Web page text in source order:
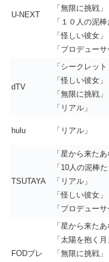
U-NEXT
「無限に挑戦」
「１０人の泥棒
「怪しい彼女」
「プロデュー
dTV
「シークレッ
「怪しい彼女」
「無限に挑戦」
「リアル」
hulu 「リアル」
TSUTAYA
「星から来た
「10人の泥棒た
「リアル」
「怪しい彼女」
「プロデュー
FODプレ
「星から来たあ
「太陽を抱く月
「無限に挑戦」